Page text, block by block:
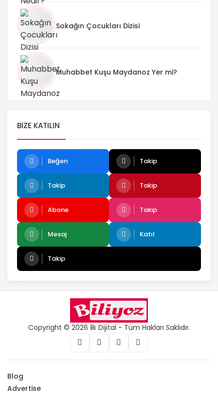
Sokağın Çocukları Dizisi
Muhabbet Kuşu Maydanoz Yer mi?
BIZE KATILIN
Beğen Takip
Takip Takip
Abone Takip
Mesaj Katıl
Takip
Copyright © 2026 İlk Dijital - Tüm Hakları Saklıdır.
Blog
Advertise